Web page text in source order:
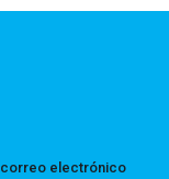
correo electrónico